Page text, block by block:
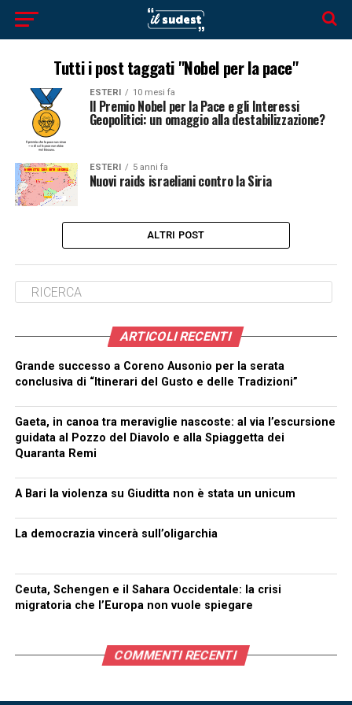
Tutti i post taggati "Nobel per la pace"
ESTERI 10 mesi fa
Il Premio Nobel per la Pace e gli Interessi
Geopolitici: un omaggio alla destabilizzazione?
ESTERI 5 anni fa
Nuovi raids israeliani contro la Siria
ALTRI POST
ARTICOLI RECENTI
Grande successo a Coreno Ausonio per la serata
conclusiva di “Itinerari del Gusto e delle Tradizioni”
Gaeta, in canoa tra meraviglie nascoste: al via l’escursione
guidata al Pozzo del Diavolo e alla Spiaggetta dei
Quaranta Remi
A Bari la violenza su Giuditta non è stata un unicum
La democrazia vincerà sull’oligarchia
Ceuta, Schengen e il Sahara Occidentale: la crisi
migratoria che l’Europa non vuole spiegare
COMMENTI RECENTI